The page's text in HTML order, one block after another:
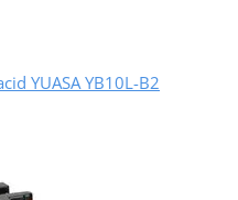
YUASA YB10L-B2